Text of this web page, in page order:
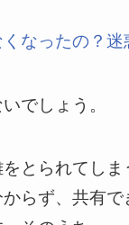
なったの？迷
でしょう。
とられてしま
らず、共有